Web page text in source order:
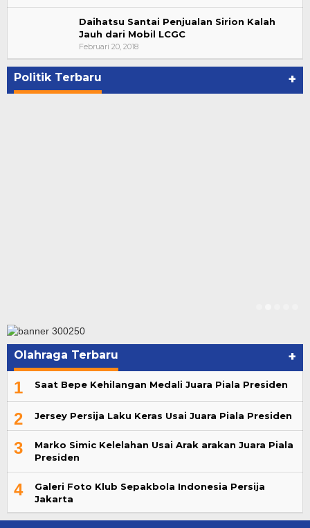
Daihatsu Santai Penjualan Sirion Kalah
Jauh dari Mobil LCGC
Februari 20, 2018
Politik Terbaru +
Bupati Ahmad Hijazi, Hadiri Paripurna Hasil
Penetapan Paslon Bupati dan Wabup Te…
Di NASIONAL, POLITIK, REJANG LEBONG
Olahraga Terbaru +
1 Saat Bepe Kehilangan Medali Juara Piala Presiden
2 Jersey Persija Laku Keras Usai Juara Piala Presiden
3
Marko Simic Kelelahan Usai Arak arakan Juara Piala
Presiden
4
Galeri Foto Klub Sepakbola Indonesia Persija
Jakarta